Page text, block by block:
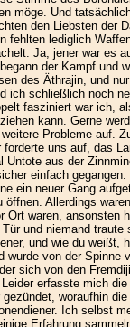
möge. Und
den Liebsten der
fehlten lediglich
Ja, jener war es
der Kampf und
des Äthrajin, und
ich schließlich noch
fasziniert war ich,
kann. Gerne
Probleme auf.
uns auf, das
aus der
einfach gegangen.
ein neuer Gang
öffnen. Allerdings
Ort waren, ansonsten
und niemand
und wie du weißt,
wurde von der
sich von den
erfasste mich
woraufhin
Ich selbst
Erfahrung